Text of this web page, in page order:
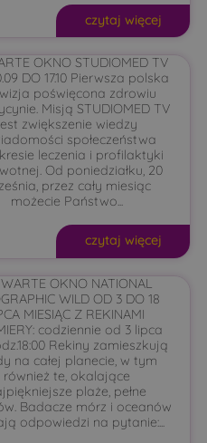
czytaj więcej
OKNO STUDIOMED TV
DO 17.10 Pierwsza polska
poświęcona zdrowiu
Misją STUDIOMED TV
zwiększenie wiedzy
społeczeństwa
leczenia i profilaktyki
Od poniedziałku, 20
przez cały miesiąc
możecie Państwo...
czytaj więcej
OKNO NATIONAL
WILD OD 3 DO 18
MIESIĄC Z REKINAMI
codziennie od 3 lipca
Rekiny zamieszkują
na całej planecie, w tym
również te, okalające
plaże, pełne
Badacze mórz i oceanów
odpowiedzi na pytanie:...